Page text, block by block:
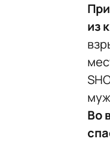
из
Во